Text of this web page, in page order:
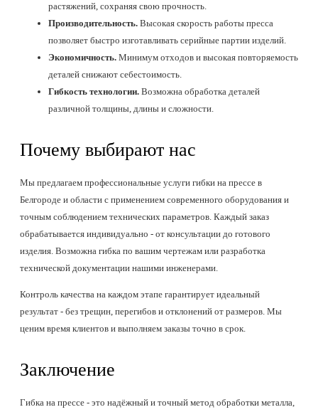
растяжений, сохраняя свою прочность.
Производительность. Высокая скорость работы пресса
позволяет быстро изготавливать серийные партии изделий.
Экономичность. Минимум отходов и высокая повторяемость
деталей снижают себестоимость.
Гибкость технологии. Возможна обработка деталей
различной толщины, длины и сложности.
Почему выбирают нас
Мы предлагаем профессиональные услуги гибки на прессе в
Белгороде и области с применением современного оборудования и
точным соблюдением технических параметров. Каждый заказ
обрабатывается индивидуально - от консультации до готового
изделия. Возможна гибка по вашим чертежам или разработка
технической документации нашими инженерами.
Контроль качества на каждом этапе гарантирует идеальный
результат - без трещин, перегибов и отклонений от размеров. Мы
ценим время клиентов и выполняем заказы точно в срок.
Заключение
Гибка на прессе - это надёжный и точный метод обработки металла,